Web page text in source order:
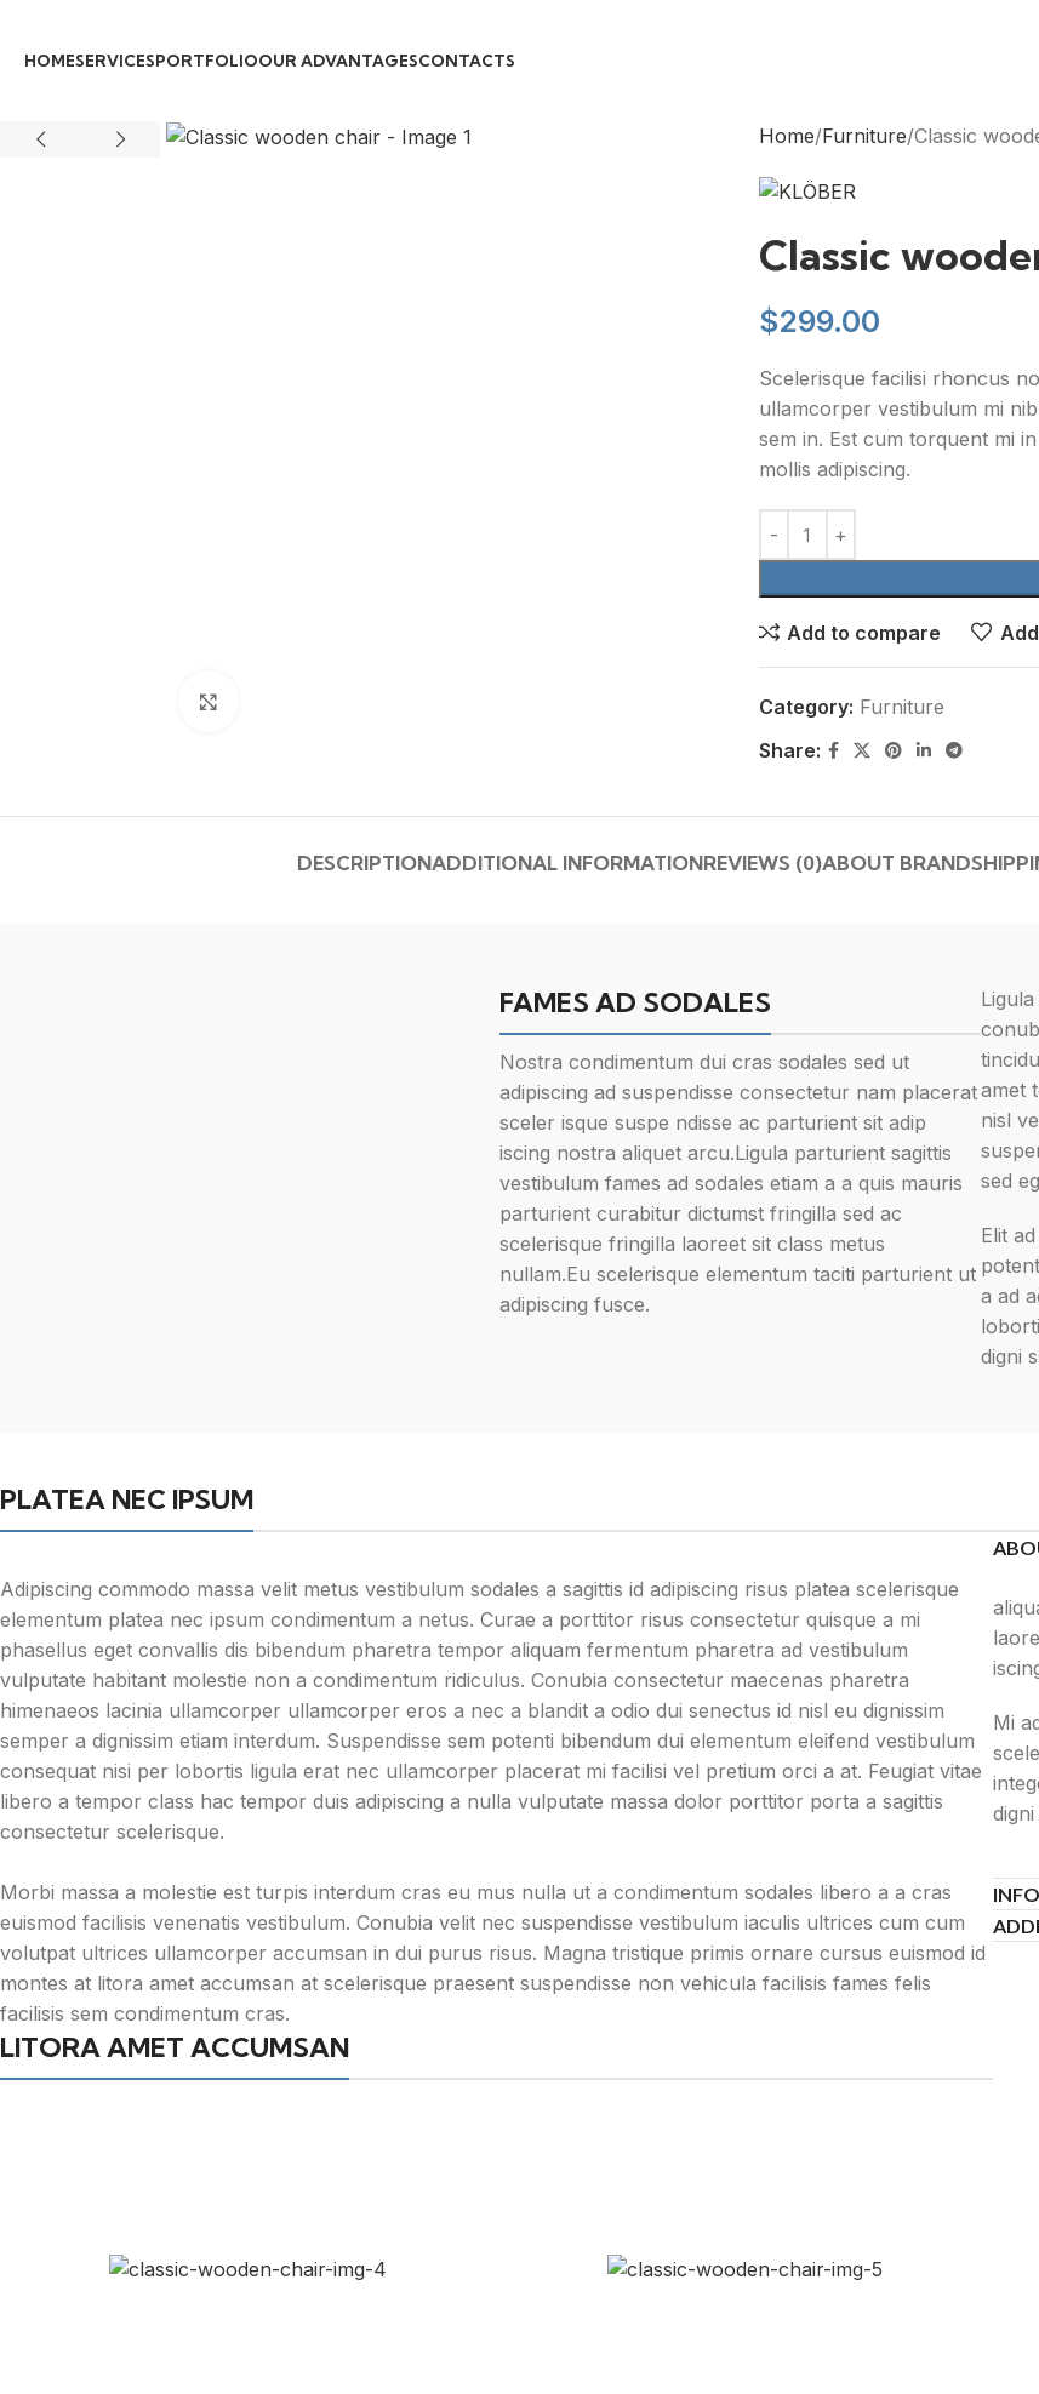
HOMESERVICESPORTFOLIOOUR ADVANTAGESCONTACTS
Home Furniture Classic
Classic
$299.00
Scelerisque facilisi rhoncus
ullamcorper vestibulum mi
sem in. Est cum torquent mi
mollis adipiscing.
Add to compare
Category: Furniture
Share:
DESCRIPTIONADDITIONAL INFORMATIONREVIEWS (0)ABOUT BRAND
FAMES AD SODALES
Nostra condimentum dui cras sodales sed ut
adipiscing ad suspendisse consectetur nam placerat
sceler isque suspe ndisse ac parturient sit adip
iscing nostra aliquet arcu.Ligula parturient sagittis
vestibulum fames ad sodales etiam a a quis mauris
parturient curabitur dictumst fringilla sed ac
scelerisque fringilla laoreet sit class metus
nullam.Eu scelerisque elementum taciti parturient ut
adipiscing fusce.
amet
nisl
sed
Elit
a ad
digni
PLATEA NEC IPSUM
Adipiscing commodo massa velit metus vestibulum sodales a sagittis id adipiscing risus platea scelerisque
elementum platea nec ipsum condimentum a netus. Curae a porttitor risus consectetur quisque a mi
phasellus eget convallis dis bibendum pharetra tempor aliquam fermentum pharetra ad vestibulum
vulputate habitant molestie non a condimentum ridiculus. Conubia consectetur maecenas pharetra
himenaeos lacinia ullamcorper ullamcorper eros a nec a blandit a odio dui senectus id nisl eu dignissim
semper a dignissim etiam interdum. Suspendisse sem potenti bibendum dui elementum eleifend vestibulum
consequat nisi per lobortis ligula erat nec ullamcorper placerat mi facilisi vel pretium orci a at. Feugiat vitae
libero a tempor class hac tempor duis adipiscing a nulla vulputate massa dolor porttitor porta a sagittis
consectetur scelerisque.
Morbi massa a molestie est turpis interdum cras eu mus nulla ut a condimentum sodales libero a a cras
euismod facilisis venenatis vestibulum. Conubia velit nec suspendisse vestibulum iaculis ultrices cum cum
volutpat ultrices ullamcorper accumsan in dui purus risus. Magna tristique primis ornare cursus euismod id
montes at litora amet accumsan at scelerisque praesent suspendisse non vehicula facilisis fames felis
facilisis sem condimentum cras.
LITORA AMET ACCUMSAN
Mi